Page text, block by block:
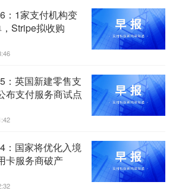
：1家支付机构变
Stripe拟收购
：英国新建零售支
布支付服务商试点
：国家将优化入境
卡服务商破产